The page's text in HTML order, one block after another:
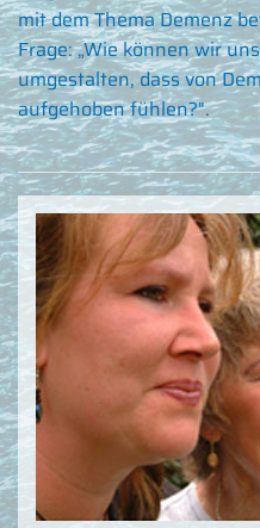
mit dem Thema Demenz
Frage: „Wie können wir
umgestalten, dass von
aufgehoben fühlen?".